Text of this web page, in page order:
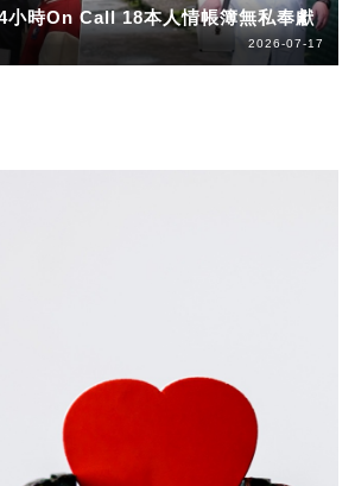
小時On Call 18本人情帳簿無私奉獻
2026-07-17